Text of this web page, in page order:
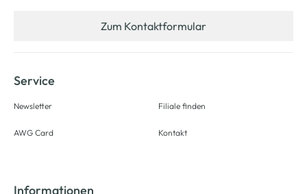
Zum Kontaktformular
Service
Newsletter
AWG Card
Filiale finden
Kontakt
Informationen